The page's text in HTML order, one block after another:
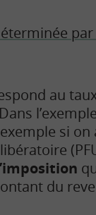
au
si
du